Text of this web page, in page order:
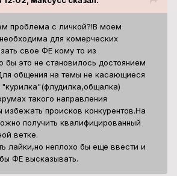
проблема с личкой?!В моем
для комерческих
свое ФЕ кому то из
бы это не становилось достоянием
общения на темы не касающиеся
такого направления
избежать происков конкурентов.На
получить квалифицированный
ветке.
лайки,но неплохо бы еще ввести и
ФЕ высказывать.